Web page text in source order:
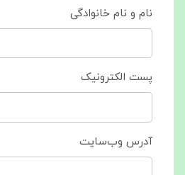
نام و نام خانوادگی
پست الکترونیک
آدرس وب‌سایت